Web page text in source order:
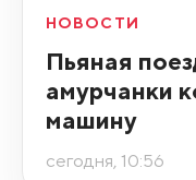
НОВОСТИ
Пьяная
амурчанки
машину
сегодня, 10:56